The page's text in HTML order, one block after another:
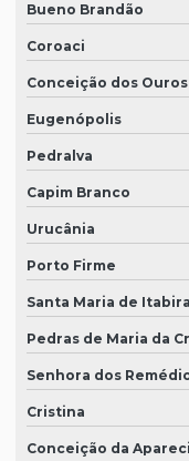
Bueno Brandão
Coroaci
Conceição dos Ouros
Eugenópolis
Pedralva
Capim Branco
Urucânia
Porto Firme
Santa Maria de Itabira
Pedras de Maria da
Senhora dos
Cristina
Conceição da